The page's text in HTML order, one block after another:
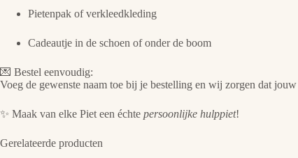
Pietenpak of verkleedkleding
Cadeautje in de schoen of onder de boom
💌 Bestel eenvoudig:
Voeg de gewenste naam toe bij je bestelling en wij zorgen dat
✨ Maak van elke Piet een échte persoonlijke hulppiet!
Gerelateerde producten